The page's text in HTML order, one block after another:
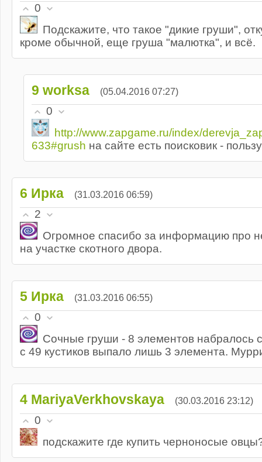
0
Подскажите, что такое "дикие груши",
кроме обычной, еще груша "малютка", и всё.
9 worksa (05.04.2016 07:27)
0
http://www.zapgame.ru/index/
633#grush на сайте есть поисковик -
6 Ирка (31.03.2016 06:59)
2
Огромное спасибо за информацию про
на участке скотного двора.
5 Ирка (31.03.2016 06:55)
0
Сочные груши - 8 элементов набралось
с 49 кустиков выпало лишь 3 элемента.
4 MariyaVerkhovskaya (30.03.2016 23:12)
0
подскажите где купить черноносые